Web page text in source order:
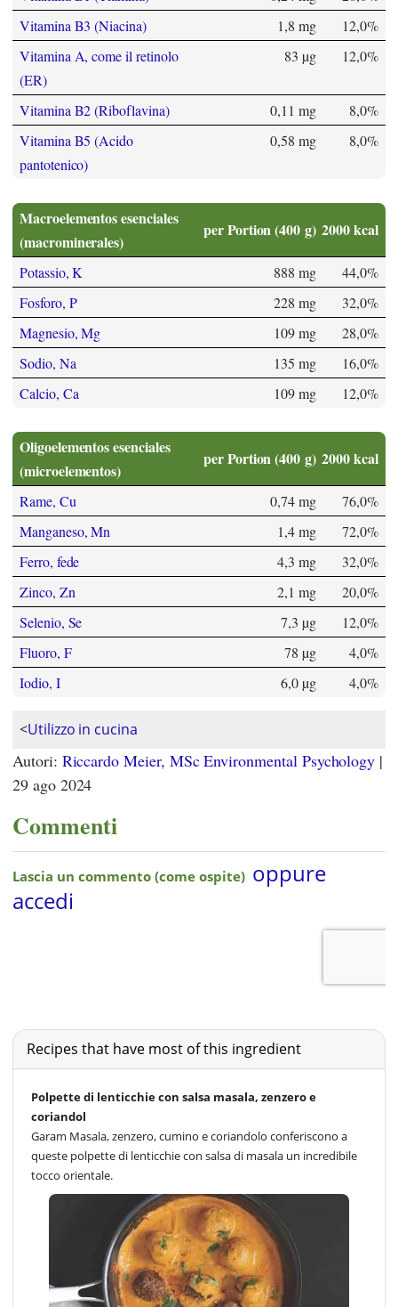
Vitamina B3 (Niacina)
1,8 mg
12,0%
Vitamina A, come il retinolo
(ER)
83 µg 12,0%
Vitamina B2 (Riboflavina) 0,11 mg
8,0%
Vitamina B5 (Acido
pantotenico)
0,58 mg 8,0%
Macroelementos esenciales
(macrominerales)
per Portion (400 g) 2000 kcal
Potassio, K 888 mg
44,0%
Fosforo, P
228 mg
32,0%
Magnesio, Mg
109 mg
28,0%
Sodio, Na
135 mg
16,0%
Calcio, Ca
109 mg 12,0%
Oligoelementos esenciales
(microelementos)
per Portion (400 g) 2000 kcal
Rame, Cu 0,74 mg
76,0%
Manganeso, Mn
1,4 mg
72,0%
Ferro, fede
4,3 mg
32,0%
Zinco, Zn
2,1 mg
20,0%
Selenio, Se
7,3 µg
12,0%
Fluoro, F
78 µg
4,0%
Iodio, I
6,0 µg 4,0%
<Utilizzo in cucina
Autori: Riccardo Meier, MSc Environmental Psychology |
29 ago 2024
Commenti
Recipes that have most of this ingredient
Polpette di lenticchie con salsa masala, zenzero e
coriandol
Garam Masala, zenzero, cumino e coriandolo conferiscono a
queste polpette di lenticchie con salsa di masala un incredibile
tocco orientale.